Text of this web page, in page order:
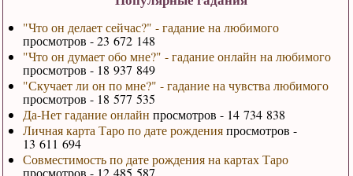
"Что он делает сейчас?" - гадание на любимого
просмотров - 23 672 148
"Что он думает обо мне?" - гадание онлайн на любимого
просмотров - 18 937 849
"Скучает ли он по мне?" - гадание на чувства любимого
просмотров - 18 577 535
Да-Нет гадание онлайн просмотров - 14 734 838
Личная карта Таро по дате рожденияпросмотров -
13 611 694
Совместимость по дате рождения на картах Таро
просмотров - 12 485 587